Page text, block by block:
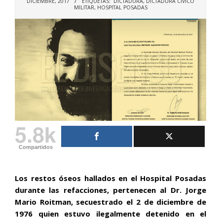
MILITAR, HOSPITAL POSADAS
5.8k
Compartidos
Los restos óseos hallados en el Hospital Posadas
durante las refacciones, pertenecen al Dr. Jorge
Mario Roitman, secuestrado el 2 de diciembre de
1976 quien estuvo ilegalmente detenido en el